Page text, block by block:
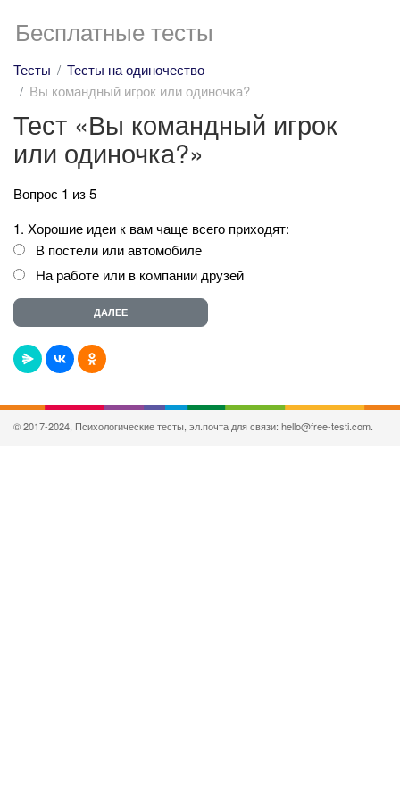
Бесплатные тесты
Тесты
Тесты на одиночество
Вы командный игрок или одиночка?
Тест «Вы командный игрок
или одиночка?»
Вопрос 1 из 5
1. Хорошие идеи к вам чаще всего приходят:
В постели или автомобиле
На работе или в компании друзей
© 2017-2024, Психологические тесты, эл.почта для связи: hello@free-testi.com.